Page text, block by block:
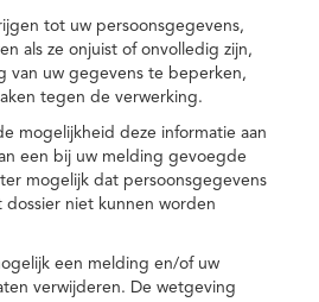
tot uw persoonsgegevens,
als ze onjuist of onvolledig zijn,
van uw gegevens te beperken,
tegen de verwerking.
mogelijkheid deze informatie aan
een bij uw melding gevoegde
mogelijk dat persoonsgegevens
dossier niet kunnen worden
een melding en/of uw
verwijderen. De wetgeving